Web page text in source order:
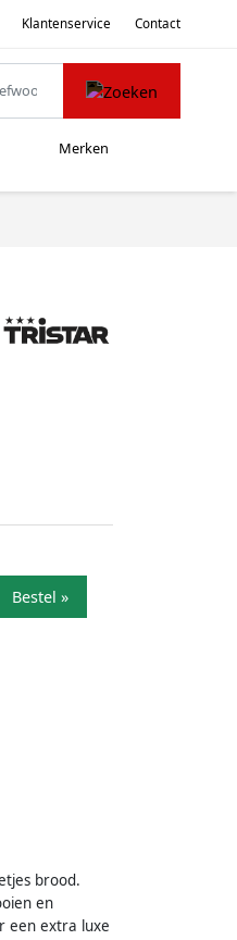
Klantenservice Contact
Merken
Bestel »
brood.
en
een extra luxe